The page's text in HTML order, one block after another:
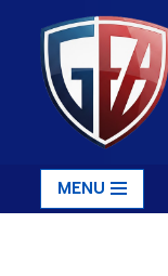
Aller
contenu
MENU